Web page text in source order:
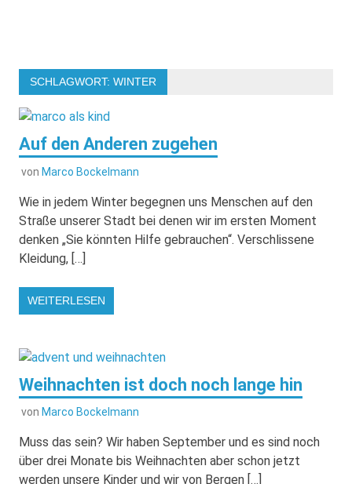
SCHLAGWORT: WINTER
Auf den Anderen zugehen
von Marco Bockelmann
Wie in jedem Winter begegnen uns Menschen auf den
Straße unserer Stadt bei denen wir im ersten Moment
denken „Sie könnten Hilfe gebrauchen“. Verschlissene
Kleidung, […]
WEITERLESEN
Weihnachten ist doch noch lange hin
von Marco Bockelmann
Muss das sein? Wir haben September und es sind noch
über drei Monate bis Weihnachten aber schon jetzt
werden unsere Kinder und wir von Bergen […]